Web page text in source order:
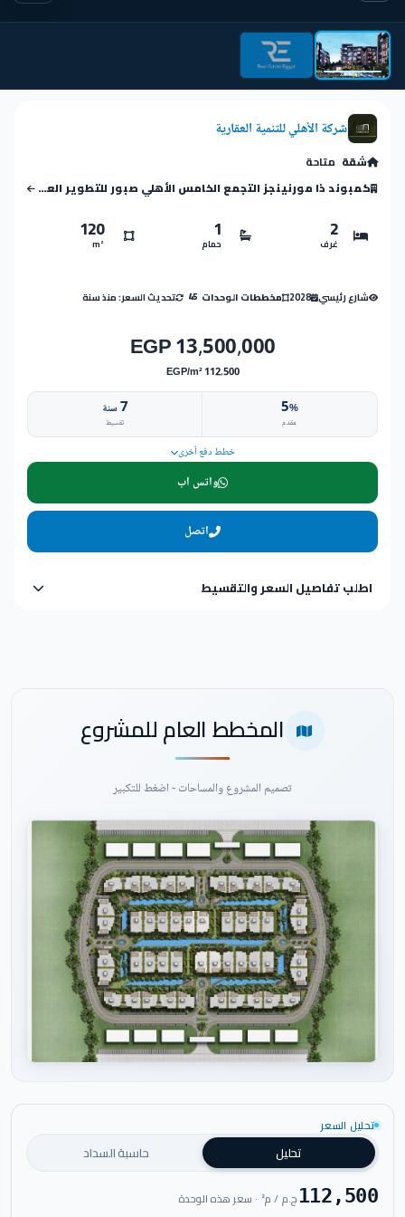
شركة الأهلي للتنمية العقارية
شقة متاحة
كمبوند ذا مورنينجز التجمع الخامس الأهلي صبور للتطوير العقاري
2
غرف
1
حمام
120
m²
شارع رئيسي 2028 مخططات الوحدات 45 تحديث السعر: منذ سنة
13,500,000 EGP
112,500 EGP/m²
5%
مقدم
7سنة
تقسيط
خطط دفع أخرى
واتس اب
اتصل
اطلب تفاصيل السعر والتقسيط
المخطط العام للمشروع
تصميم المشروع والمساحات - اضغط للتكبير
تحليل السعر
تحليل حاسبة السداد
112,500ج.م / م² · سعر هذه الوحدة